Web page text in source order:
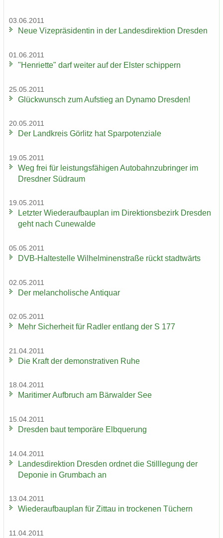
03.06.2011
Neue Vi­ze­prä­si­den­tin in der Lan­des­di­rek­ti­on Dres­den
01.06.2011
"Hen­ri­et­te" darf wei­ter auf der Els­ter schip­pern
25.05.2011
Glück­wunsch zum Auf­stieg an Dy­na­mo Dres­den!
20.05.2011
Der Land­kreis Gör­litz hat Spar­po­ten­zia­le
19.05.2011
Weg frei für leis­tungs­fä­hi­gen Au­to­bahn­zu­brin­ger im
Dresd­ner Süd­raum
19.05.2011
Letz­ter Wie­der­auf­bau­plan im Di­rek­ti­ons­be­zirk Dres­den
geht nach Cu­n­e­wal­de
05.05.2011
DVB-​Haltestelle Wil­hel­mi­nen­stra­ße rückt stadt­wärts
02.05.2011
Der me­lan­cho­li­sche An­ti­quar
02.05.2011
Mehr Si­cher­heit für Rad­ler ent­lang der S 177
21.04.2011
Die Kraft der de­mons­tra­ti­ven Ruhe
18.04.2011
Ma­ri­ti­mer Auf­bruch am Bär­wal­der See
15.04.2011
Dres­den baut tem­po­rä­re Elb­que­rung
14.04.2011
Lan­des­di­rek­ti­on Dres­den ord­net die Still­le­gung der
De­po­nie in Grum­bach an
13.04.2011
Wie­der­auf­bau­plan für Zit­tau in tro­cke­nen Tü­chern
11.04.2011